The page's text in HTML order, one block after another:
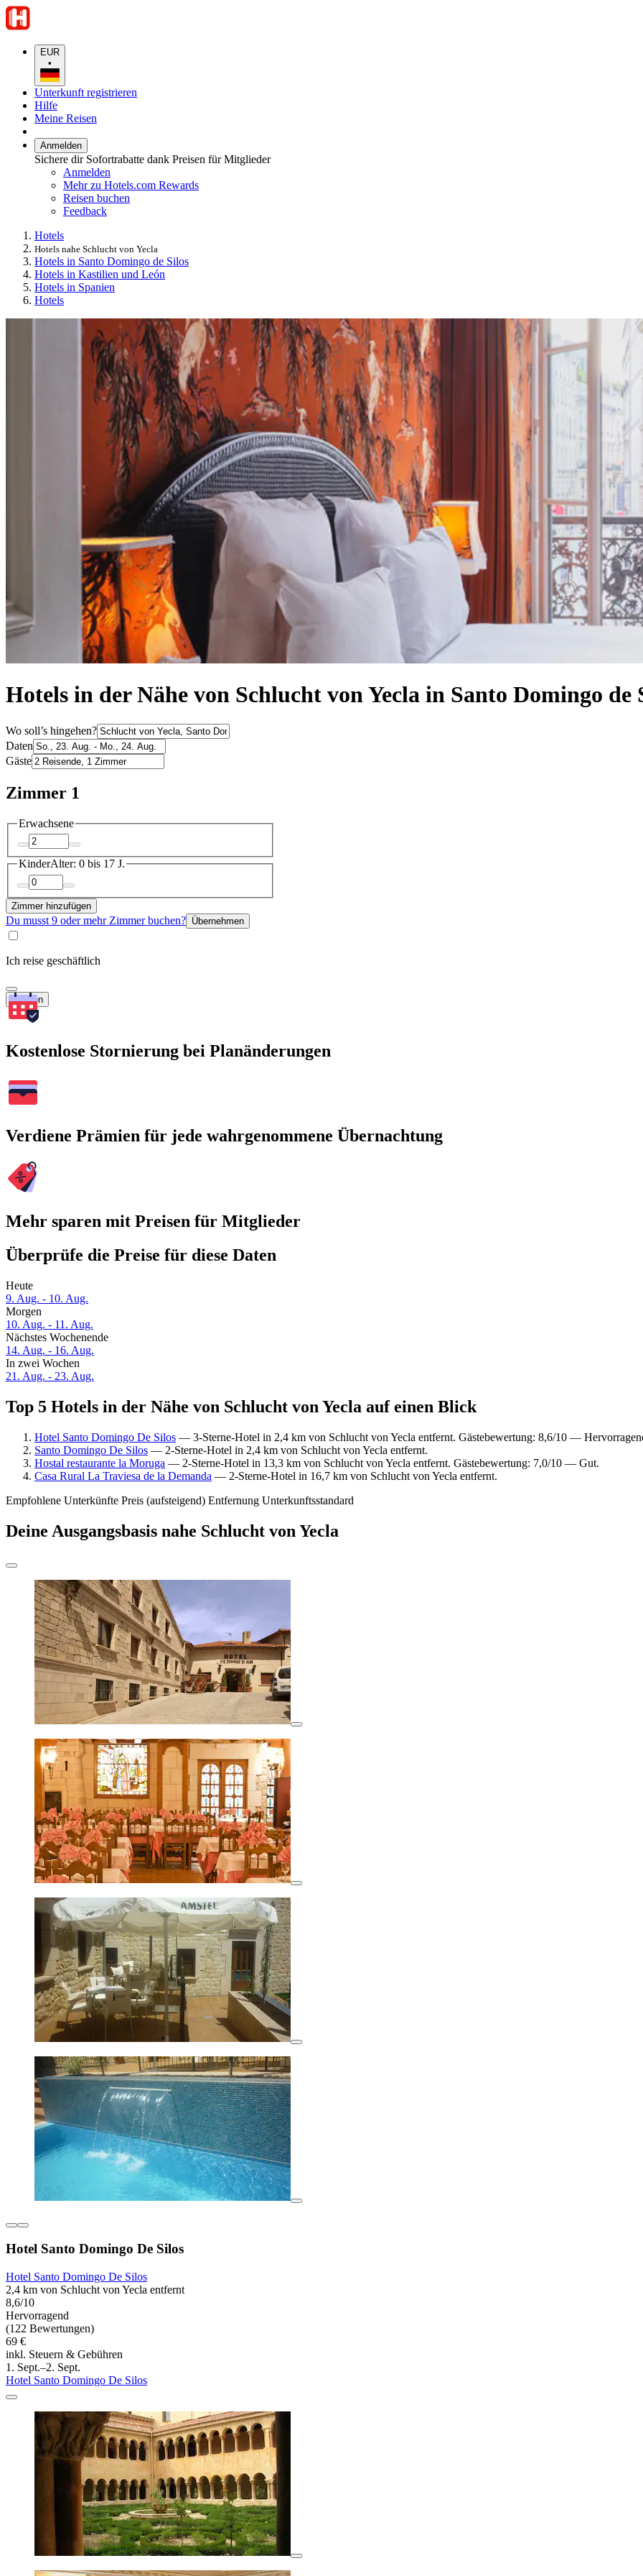
EUR
•
Unterkunft registrieren
Hilfe
Meine Reisen
Anmelden
Sichere dir Sofortrabatte dank Preisen für Mitglieder
Anmelden
Mehr zu Hotels.com Rewards
Reisen buchen
Feedback
Hotels
Hotels nahe Schlucht von Yecla
Hotels in Santo Domingo de Silos
Hotels in Kastilien und León
Hotels in Spanien
Hotels
Hotels in der Nähe von Schlucht von Yecla in Santo Domingo de
Wo soll’s hingehen?
Daten
Gäste
Zimmer 1
Erwachsene
KinderAlter: 0 bis 17 J.
Zimmer hinzufügen
Du musst 9 oder mehr Zimmer buchen? Übernehmen
Ich reise geschäftlich
Suchen
Kostenlose Stornierung bei Planänderungen
Verdiene Prämien für jede wahrgenommene Übernachtung
Mehr sparen mit Preisen für Mitglieder
Überprüfe die Preise für diese Daten
Heute
9. Aug. - 10. Aug.
Morgen
10. Aug. - 11. Aug.
Nächstes Wochenende
14. Aug. - 16. Aug.
In zwei Wochen
21. Aug. - 23. Aug.
Top 5 Hotels in der Nähe von Schlucht von Yecla auf einen Blick
Hotel Santo Domingo De Silos — 3-Sterne-Hotel in 2,4 km von Schlucht von Yecla entfernt. Gästebewertung: 8,6/10 —
Santo Domingo De Silos — 2-Sterne-Hotel in 2,4 km von Schlucht von Yecla entfernt.
Hostal restaurante la Moruga — 2-Sterne-Hotel in 13,3 km von Schlucht von Yecla entfernt. Gästebewertung: 7,0/10 — Gut.
Casa Rural La Traviesa de la Demanda — 2-Sterne-Hotel in 16,7 km von Schlucht von Yecla entfernt.
Empfohlene Unterkünfte Preis (aufsteigend) Entfernung Unterkunftsstandard
Deine Ausgangsbasis nahe Schlucht von Yecla
Hotel Santo Domingo De Silos
Hotel Santo Domingo De Silos
2,4 km von Schlucht von Yecla entfernt
8,6/10
Hervorragend
(122 Bewertungen)
69 €
inkl. Steuern & Gebühren
1. Sept.–2. Sept.
Hotel Santo Domingo De Silos